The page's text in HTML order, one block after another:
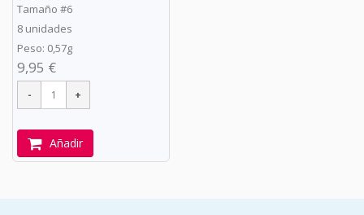
Tamaño #6
8 unidades
Peso: 0,57g
9,95 €
Añadir